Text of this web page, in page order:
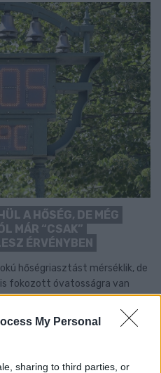
My Personal
sharing to third parties, or
A HŐSÉG, DE MÉG
MÁR “CSAK”
ÉRVÉNYBEN
hőségriasztást mérséklik, de
fokozott óvatosságra van
Szólj hozzá!